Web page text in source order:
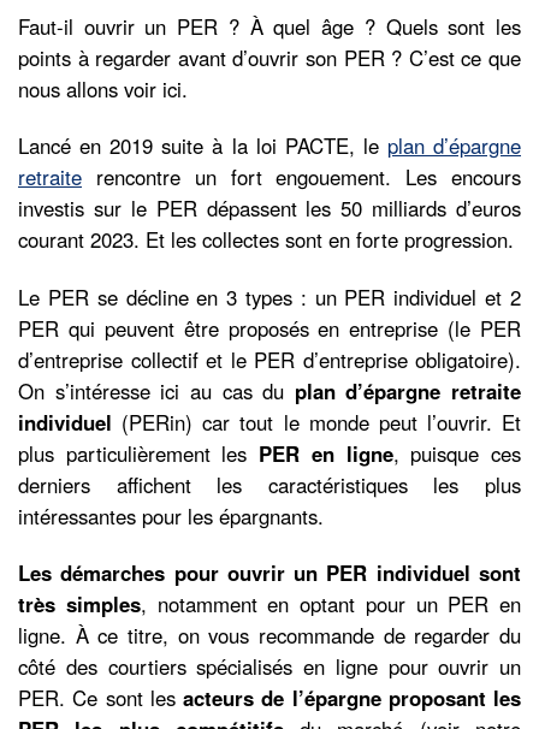
Faut-il ouvrir un PER ? À quel âge ? Quels sont les
points à regarder avant d’ouvrir son PER ? C’est ce que
nous allons voir ici.
Lancé en 2019 suite à la loi PACTE, le plan d’épargne
retraite rencontre un fort engouement. Les encours
investis sur le PER dépassent les 50 milliards d’euros
courant 2023. Et les collectes sont en forte progression.
Le PER se décline en 3 types : un PER individuel et 2
PER qui peuvent être proposés en entreprise (le PER
d’entreprise collectif et le PER d’entreprise obligatoire).
On s’intéresse ici au cas du plan d’épargne retraite
individuel (PERin) car tout le monde peut l’ouvrir. Et
plus particulièrement les PER en ligne, puisque ces
derniers affichent les caractéristiques les plus
intéressantes pour les épargnants.
Les démarches pour ouvrir un PER individuel sont
très simples, notamment en optant pour un PER en
ligne. À ce titre, on vous recommande de regarder du
côté des courtiers spécialisés en ligne pour ouvrir un
PER. Ce sont les acteurs de l’épargne proposant les